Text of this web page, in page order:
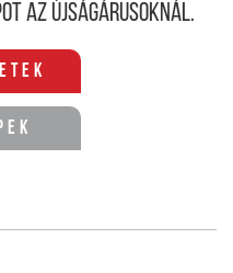
az újságárusoknál.